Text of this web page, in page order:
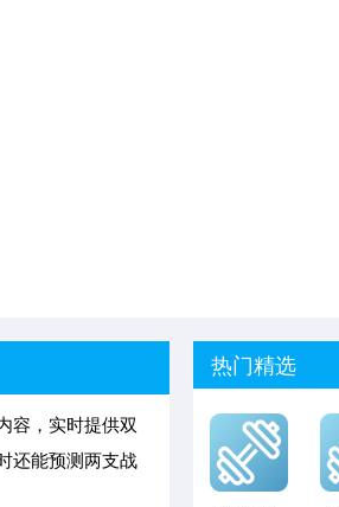
容，实时提供双
还能预测两支战
热门精选